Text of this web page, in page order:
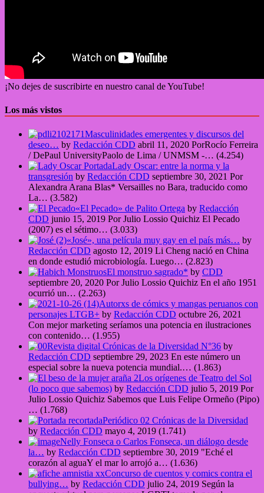
¡No dejes de suscribirte en nuestro canal de YouTube!
Los más vistos
Masculinidades emergentes y discursos del
deseo… by Redacción CDD abril 11, 2020 PorRocío Ferreira
/ DePaul UniversityPaolo de Lima / UNMSM -… (4.254)
Lady Oscar: entre la norma y la
transgresión by Redacción CDD septiembre 30, 2021 Por
Alexandra Arana Blas* Versailles no Bara, traducido como
La… (3.582)
«El Pecado» de Palito Ortega by Redacción
CDD junio 15, 2019 Por Julio Lossio Quichiz El Pecado
(2007) es el sétimo… (3.033)
«José», una película muy gay en el país más… by
Redacción CDD agosto 12, 2019 Li Cheng nació en China
en donde estudió microbiología. Luego… (2.823)
El monstruo sagrado* by CDD
septiembre 20, 2020 Por Julio Lossio Quichiz En el año 1951
ocurrió un… (2.263)
Autorxs de cómics y mangas peruanos con
personajes LTGB+ by Redacción CDD octubre 26, 2021
Con mejor marketing seríamos una potencia en ilustraciones
con contenido… (1.955)
Revista digital Crónicas de la Diversidad N°36 by
Redacción CDD septiembre 29, 2023 En este número un
especial sobre la nueva potencia mundial.… (1.863)
Los orígenes de Teatro del Sol
(lo poco que sabemos) by Redacción CDD julio 5, 2019 Por
Julio Lossio Quichiz Sabemos que Luis Felipe Ormeño (Pipo)
… (1.768)
Periódico 02 Crónicas de la Diversidad
by Redacción CDD mayo 4, 2019 (1.741)
Nelly Fonseca o Carlos Fonseca, un diálogo desde
la… by Redacción CDD septiembre 30, 2019 "Eché el
corazón al aguaY el mar lo arrojó a… (1.636)
Concurso de cuentos y comics contra el
bullying… by Redacción CDD julio 24, 2019 Según la